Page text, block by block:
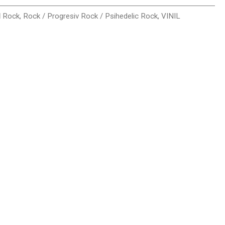
Rock, Rock / Progresiv Rock / Psihedelic Rock,VINIL